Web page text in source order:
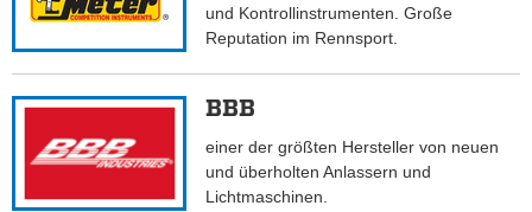
und Kontrollinstrumenten. Große
Reputation im Rennsport.
BBB
einer der größten Hersteller von neuen
und überholten Anlassern und
Lichtmaschinen.